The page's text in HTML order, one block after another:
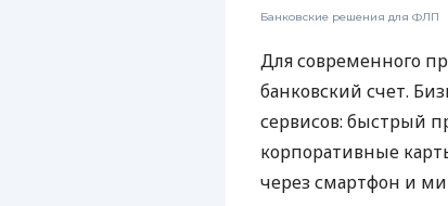
Банковские решения для ФЛП
Для современного
банковский счет.
сервисов: быстрый
корпоративные
через смартфон и